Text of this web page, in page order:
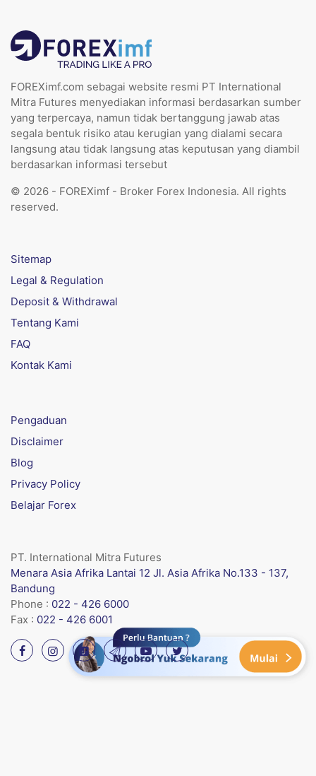
FOREXimf.com sebagai website resmi PT International
Mitra Futures menyediakan informasi berdasarkan sumber
yang terpercaya, namun tidak bertanggung jawab atas
segala bentuk risiko atau kerugian yang dialami secara
langsung atau tidak langsung atas keputusan yang diambil
berdasarkan informasi tersebut
© 2026 - FOREXimf - Broker Forex Indonesia. All rights
reserved.
Sitemap
Legal & Regulation
Deposit & Withdrawal
Tentang Kami
FAQ
Kontak Kami
Pengaduan
Disclaimer
Blog
Privacy Policy
Belajar Forex
PT. International Mitra Futures
Menara Asia Afrika Lantai 12 Jl. Asia Afrika No.133 - 137,
Bandung
Phone : 022 - 426 6000
Fax : 022 - 426 6001